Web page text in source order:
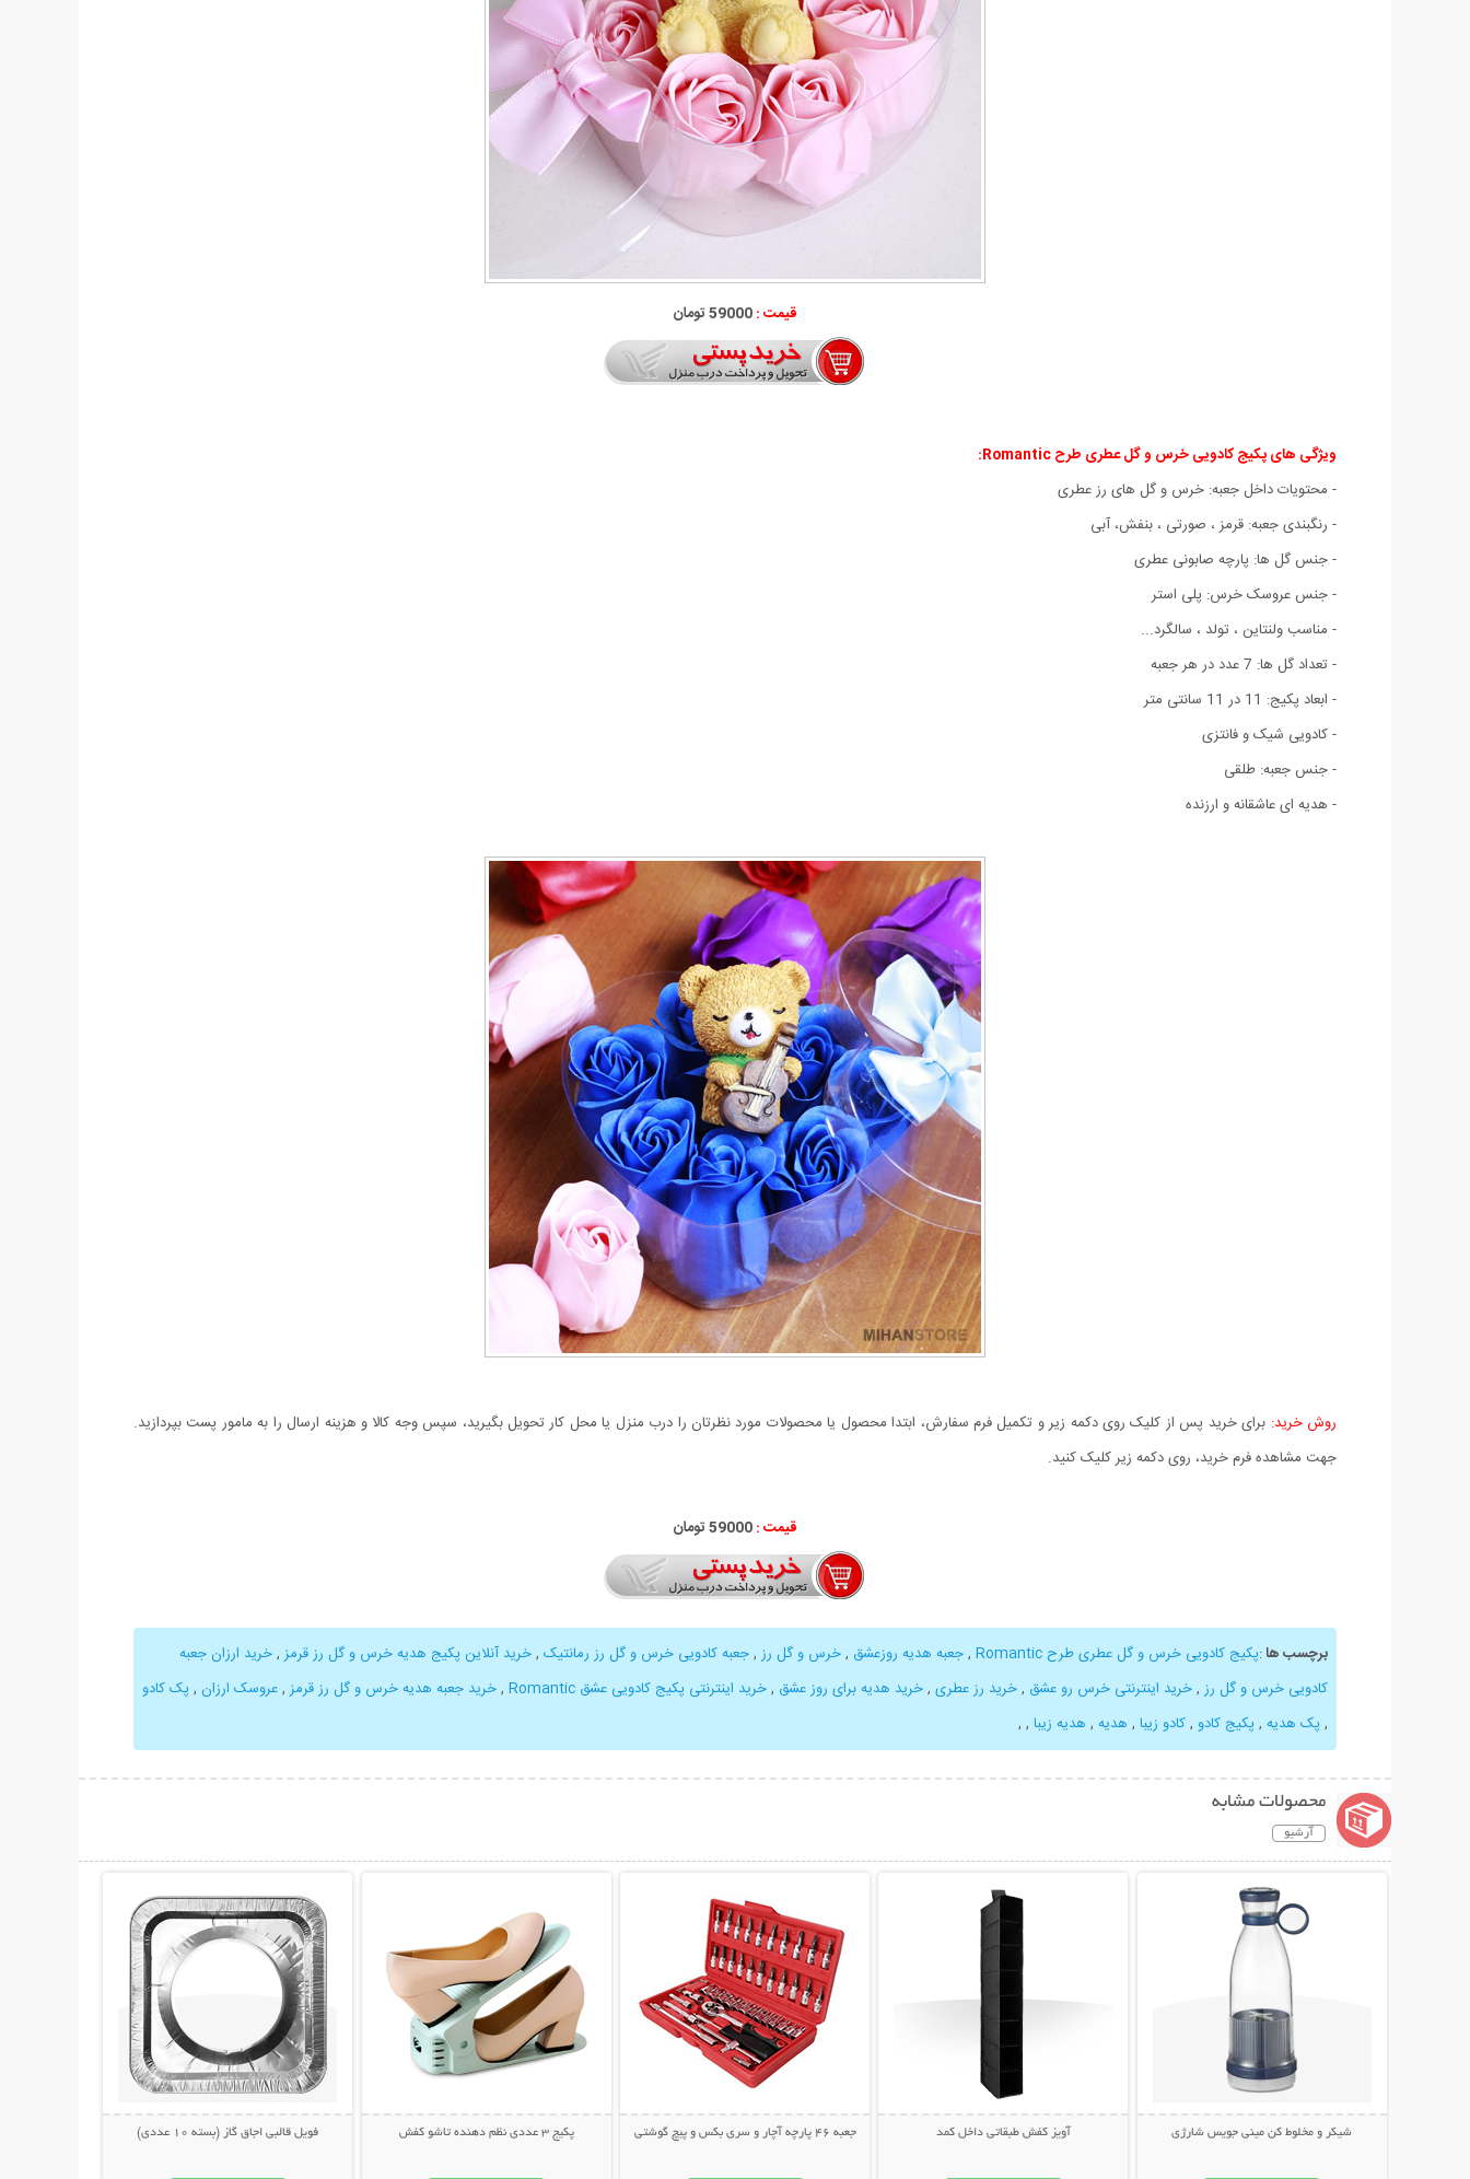
قیمت :59000 تومان
ویژگی های پکیج کادویی خرس و گل عطری طرح Romantic:
- محتویات داخل جعبه‏:‏ خرس و گل های رز عطری
- رنگبندی جعبه: قرمز ، صورتی ، بنفش، آبی
- جنس گل ها: پارچه صابونی عطری
- جنس عروسک خرس: پلی استر
- مناسب ولنتاین ، تولد ، سالگرد‏.‏‏.‏‏.‏
- تعداد گل ها: 7 عدد در هر جعبه
- ابعاد پکیج: 11 در 11 سانتی متر
- کادویی شیک و فانتزی
- جنس جعبه: طلقی
- هدیه ای عاشقانه و ارزنده
روش خرید: برای خرید پس از کلیک روی دکمه زیر و تکمیل فرم سفارش، ابتدا محصول یا محصولات مورد نظرتان را درب منزل یا محل کار تحویل بگیرید، سپس وجه کالا و هزینه ارسال را به مامور پست بپردازید.
جهت مشاهده فرم خرید، روی دکمه زیر کلیک کنید.
قیمت : 59000 تومان
برچسب ها:پکیج کادویی خرس و گل عطری طرح Romantic ,جعبه هدیه روزعشق ,خرس و گل رز ,جعبه کادویی خرس و گل رز رمانتیک ,خرید آنلاین پکیج هدیه خرس و گل رز قرمز ,خرید ارزان جعبه
کادویی خرس و گل رز ,خرید اینترنتی خرس رو عشق ,خرید رز عطری ,خرید هدیه برای روز عشق ,خرید اینترنتی پکیج کادویی عشق Romantic ,خرید جعبه هدیه خرس و گل رز قرمز ,عروسک ارزان , پک کادو
, پک هدیه , پکیج کادو ,کادو زیبا , هدیه , هدیه زیبا ,
,
محصولات مشابه
آرشیو
شیکر و مخلوط کن مینی جویس شارژی آویز کفش طبقاتی داخل کمد جعبه 46 پارچه آچار و سری بکس و پیچ گوشتی پکیج 3 عددی نظم دهنده تاشو کفش فویل قالبی اجاق گاز (بسته 10 عددی)